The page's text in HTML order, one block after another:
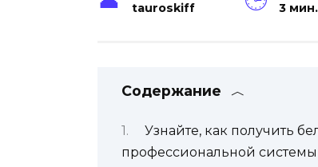
tauroskiff 3 мин.
Содержание
Узнайте, как получить
профессиональной